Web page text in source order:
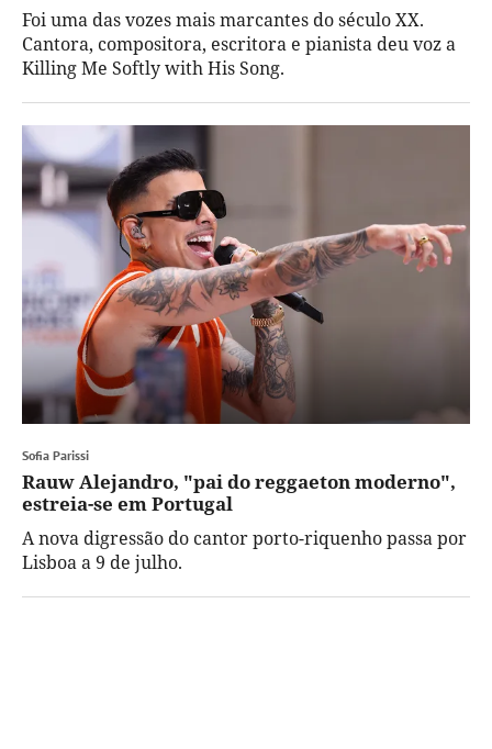
Foi uma das vozes mais marcantes do século XX.
Cantora, compositora, escritora e pianista deu voz a
Killing Me Softly with His Song.
Sofia Parissi
Rauw Alejandro, "pai do reggaeton moderno",
estreia-se em Portugal
A nova digressão do cantor porto-riquenho passa por
Lisboa a 9 de julho.